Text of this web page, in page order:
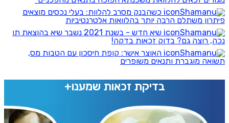
כשהבנק מסרב להלוות: בעלי נכסים מוצאים
פיתרון משתלם הרבה יותר בהלוואות אלטרנטיביות
שיא חדש - בשנת 2021 נשבר שיא בהוצאת תו
נכה, רוצה גם? בדוק זכאות בדקה!
האוצר אישר: קופת חיסכון עם הטבות מס,
תשואה מוגברת ותנאים משופרים
בדיקת זכאות שמענו+